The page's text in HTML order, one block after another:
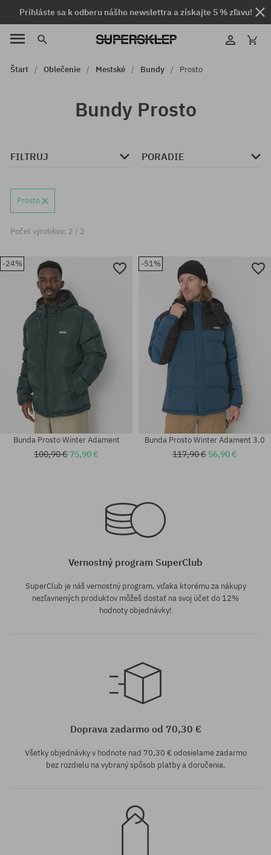
Prihláste sa k odberu nášho newslettra a získajte 5 % zľavu!
Štart Oblečenie Mestské Bundy Prosto
Bundy Prosto
FILTRUJ PORADIE
Prosto
Počet výrobkov: 2 / 2
-24%
Bunda Prosto Winter Adament
100,90 € 75,90 €
-51%
Dostupné veľkosti:
Bunda Prosto Winter Adament 3.0
117,90 € 56,90 €
Vernostný program SuperClub
SuperClub je náš vernostný program, vďaka ktorému za nákupy
nezľavnených produktov môžeš dostať na svoj účet do 12%
hodnoty objednávky!
Doprava zadarmo od 70,30 €
Všetky objednávky v hodnote nad 70,30 € odosielame zadarmo
bez rozdielu na vybraný spôsob platby a doručenia.